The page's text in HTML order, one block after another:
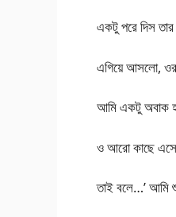
একটু পরে দিস
এগিয়ে আসলো,
আমি একটু অবাক
ও আরো কাছে
তাই বলে…’ আমি